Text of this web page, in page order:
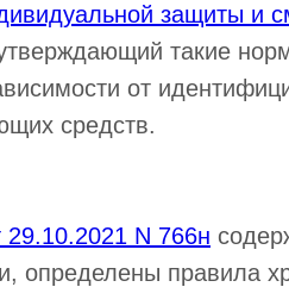
защиты и
такие
от
средств.
N 766н
определены правила